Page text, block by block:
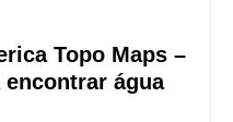
Topo Maps –
água